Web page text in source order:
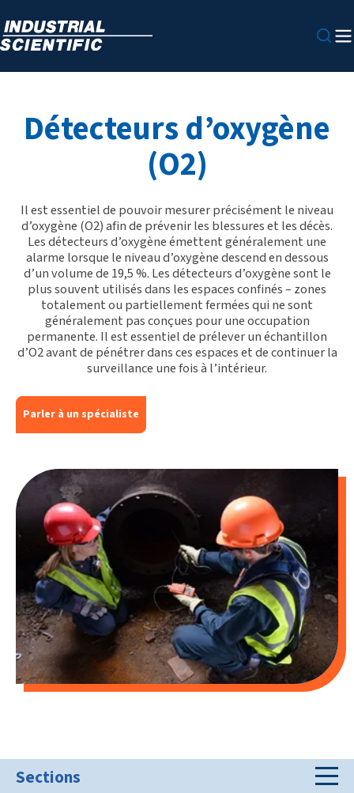
Détecteurs d’oxygène
(O2)
Il est essentiel de pouvoir mesurer précisément le niveau
d’oxygène (O2) afin de prévenir les blessures et les décès.
Les détecteurs d’oxygène émettent généralement une
alarme lorsque le niveau d’oxygène descend en dessous
d’un volume de 19,5 %. Les détecteurs d’oxygène sont le
plus souvent utilisés dans les espaces confinés – zones
totalement ou partiellement fermées qui ne sont
généralement pas conçues pour une occupation
permanente. Il est essentiel de prélever un échantillon
d’O2 avant de pénétrer dans ces espaces et de continuer la
surveillance une fois à l’intérieur.
Parler à un spécialiste
Sections